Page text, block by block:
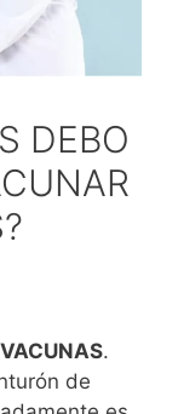
DEBO
.
de